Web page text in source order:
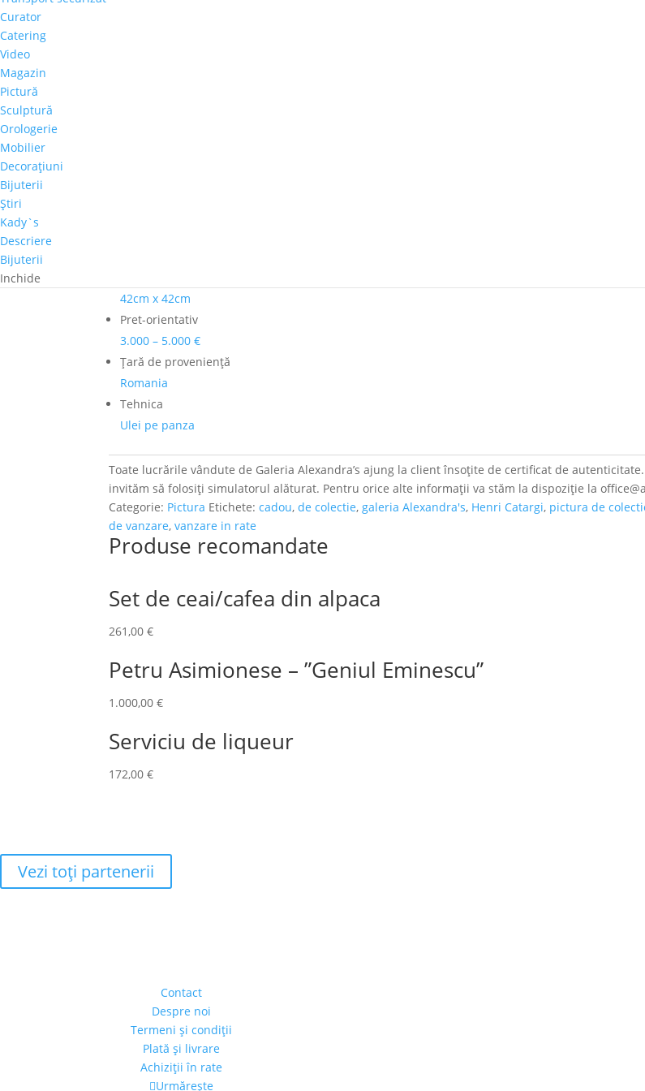
Curator
Catering
Video
Magazin
Pictură
Sculptură
Orologerie
Mobilier
Decoraţiuni
Bijuterii
Ştiri
Kady`s
Descriere
Bijuterii
Inchide
42cm x 42cm
Pret-orientativ
3.000 – 5.000 €
Ţară de provenienţă
Romania
Tehnica
Ulei pe panza
Toate lucrările vândute de Galeria Alexandra’s ajung la client însoțite de certificat de
invităm să folosiți simulatorul alăturat. Pentru orice alte informații va stăm la dispoziție la
Categorie: Pictura Etichete:cadou,de colectie,galeria Alexandra's, Henri Catargi, pictura de
de vanzare,vanzare in rate
Produse recomandate
Set de ceai/cafea din alpaca
261,00€
Petru Asimionese – ”Geniul Eminescu”
1.000,00€
Serviciu de liqueur
172,00€
Vezi toţi partenerii
Contact
Despre noi
Termeni şi condiţii
Plată şi livrare
Achiziţii în rate
Urmărește